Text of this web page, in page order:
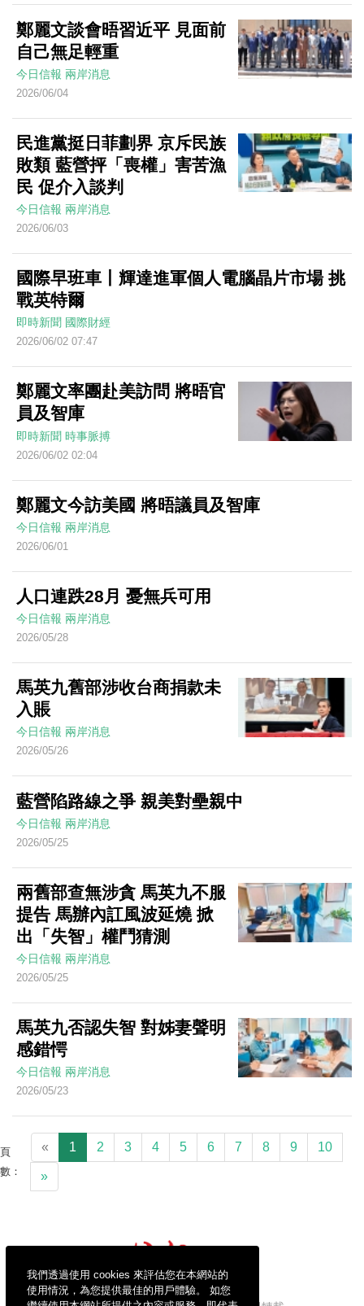
我們透過使用 cookies 來評估您在本網站的
使用情況，為您提供最佳的用戶體驗。 如您
鄭麗文談會晤習近平 見面前
自己無足輕重
今日信報 兩岸消息
2026/06/04
民進黨挺日菲劃界 京斥民族
敗類 藍營抨「喪權」害苦漁
民 促介入談判
今日信報 兩岸消息
2026/06/03
國際早班車丨輝達進軍個人電腦晶片市場 挑
戰英特爾
即時新聞 國際財經
2026/06/02 07:47
鄭麗文率團赴美訪問 將晤官
員及智庫
即時新聞 時事脈搏
2026/06/02 02:04
鄭麗文今訪美國 將晤議員及智庫
今日信報 兩岸消息
2026/06/01
人口連跌28月 憂無兵可用
今日信報 兩岸消息
2026/05/28
馬英九舊部涉收台商捐款未
入賬
今日信報 兩岸消息
2026/05/26
藍營陷路線之爭 親美對壘親中
今日信報 兩岸消息
2026/05/25
兩舊部查無涉貪 馬英九不服
提告 馬辦內訌風波延燒 掀
出「失智」權鬥猜測
今日信報 兩岸消息
2026/05/25
馬英九否認失智 對姊妻聲明
感錯愕
今日信報 兩岸消息
2026/05/23
頁
數：
« 1 2 3 4 5 6 7 8 9 10
»